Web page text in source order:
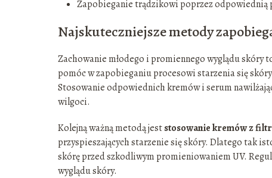
Zapobieganie trądzikowi poprzez odpowiednią
Najskuteczniejsze metody
Zachowanie młodego i promiennego wyglądu
pomóc w zapobieganiu procesowi starzenia się
Stosowanie odpowiednich kremów i serum
wilgoci.
Kolejną ważną metodą jeststosowanie kremów z
przyspieszających starzenie się skóry. Dlatego tak
skórę przed szkodliwym promieniowaniem UV.
wyglądu skóry.